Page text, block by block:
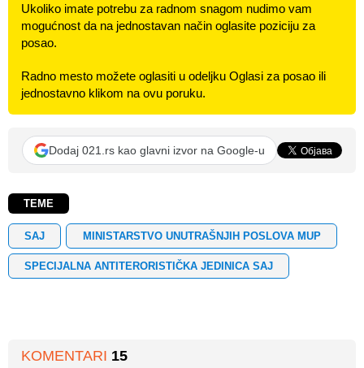
Ukoliko imate potrebu za radnom snagom nudimo vam
mogućnost da na jednostavan način oglasite poziciju za
posao.
Radno mesto možete oglasiti u odeljku Oglasi za posao ili
jednostavno klikom na ovu poruku.
Dodaj 021.rs kao glavni izvor na Google-u
TEME
SAJ MINISTARSTVO UNUTRAŠNJIH POSLOVA MUP
SPECIJALNA ANTITERORISTIČKA JEDINICA SAJ
KOMENTARI 15